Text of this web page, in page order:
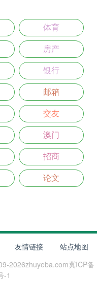
体育
房产
银行
邮箱
交友
澳门
招商
论文
友情链接
站点地图
2026zhuyeba.com冀ICP备
-1